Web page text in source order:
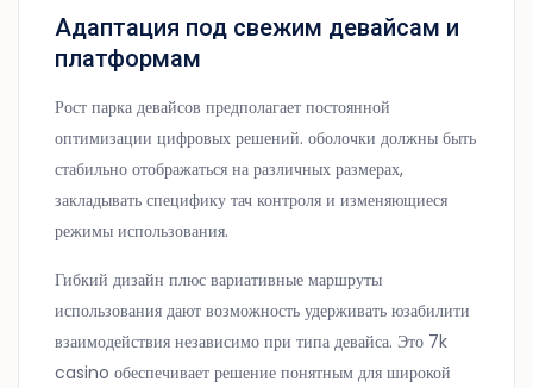
Адаптация под свежим девайсам и
платформам
Рост парка девайсов предполагает постоянной
оптимизации цифровых решений. оболочки должны быть
стабильно отображаться на различных размерах,
закладывать специфику тач контроля и изменяющиеся
режимы использования.
Гибкий дизайн плюс вариативные маршруты
использования дают возможность удерживать юзабилити
взаимодействия независимо при типа девайса. Это 7k
casino обеспечивает решение понятным для широкой